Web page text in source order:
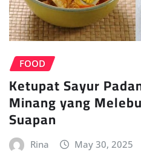
FOOD
Ketupat Sayur
Minang yang
Suapan
Rina May 30, 2025